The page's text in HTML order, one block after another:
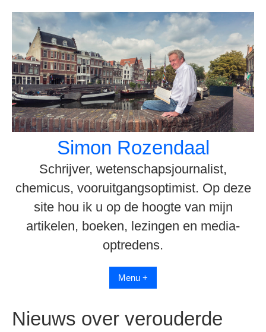
inhoud
Simon Rozendaal
Schrijver, wetenschapsjournalist,
chemicus, vooruitgangsoptimist. Op deze
site hou ik u op de hoogte van mijn
artikelen, boeken, lezingen en media-
optredens.
Menu +
Nieuws over verouderde